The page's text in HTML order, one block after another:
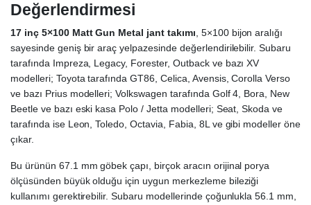
Değerlendirmesi
17 inç 5×100 Matt Gun Metal jant takımı , 5×100 bijon aralığı
sayesinde geniş bir araç yelpazesinde değerlendirilebilir. Subaru
tarafında Impreza, Legacy, Forester, Outback ve bazı XV
modelleri; Toyota tarafında GT86, Celica, Avensis, Corolla Verso
ve bazı Prius modelleri; Volkswagen tarafında Golf 4, Bora, New
Beetle ve bazı eski kasa Polo / Jetta modelleri; Seat, Skoda ve
tarafında ise Leon, Toledo, Octavia, Fabia, 8L ve gibi modeller öne
çıkar.
Bu ürünün 67.1 mm göbek çapı, birçok aracın orijinal porya
ölçüsünden büyük olduğu için uygun merkezleme bileziği
kullanımı gerektirebilir. Subaru modellerinde çoğunlukla 56.1 mm,